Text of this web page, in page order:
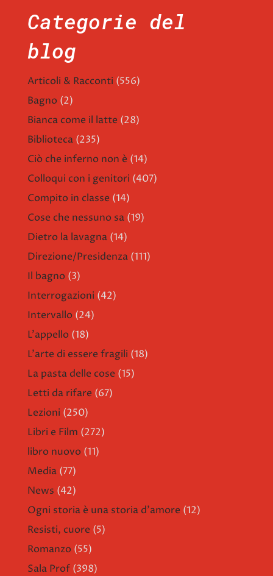
Categorie del
blog
Articoli & Racconti (556)
Bagno (2)
Bianca come il latte (28)
Biblioteca (235)
Ciò che inferno non è (14)
Colloqui con i genitori (407)
Compito in classe (14)
Cose che nessuno sa (19)
Dietro la lavagna (14)
Direzione/Presidenza (111)
Il bagno (3)
Interrogazioni (42)
Intervallo (24)
L'appello (18)
L'arte di essere fragili (18)
La pasta delle cose (15)
Letti da rifare (67)
Lezioni (250)
Libri e Film (272)
libro nuovo (11)
Media (77)
News (42)
Ogni storia è una storia d'amore (12)
Resisti, cuore (5)
Romanzo (55)
Sala Prof (398)